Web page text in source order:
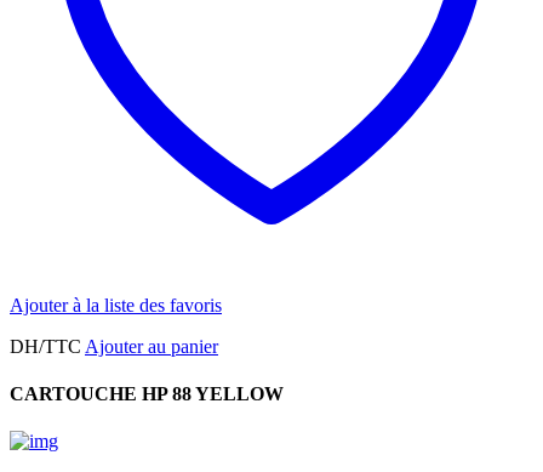
Ajouter à la liste des favoris
DH/TTC Ajouter au panier
CARTOUCHE HP 88 YELLOW